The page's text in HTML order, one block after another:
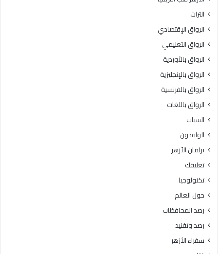
التراث
الرواق الإقتصادي
الرواق التعليمي
الرواق بالأوردية
الرواق بالإنجليزية
الرواق بالفرنسية
الرواق باللغات
الشباب
الوافدون
برلمان الأزهر
تعليقك
تكنولوجيا
حول العالم
رصد المحافظات
رصد وتفنيد
سفراء الأزهر